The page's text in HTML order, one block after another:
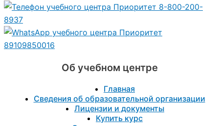
8-800-200-
8937
89109850016
Об учебном центре
Главная
Сведения об образовательной организации
Лицензии и документы
Купить курс